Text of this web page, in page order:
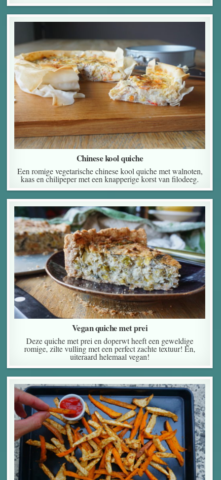
Chinese kool quiche
Een romige vegetarische chinese kool quiche met walnoten,
kaas en chilipeper met een knapperige korst van filodeeg.
Vegan quiche met prei
Deze quiche met prei en doperwt heeft een geweldige
romige, zilte vulling met een perfect zachte textuur! En,
uiteraard helemaal vegan!